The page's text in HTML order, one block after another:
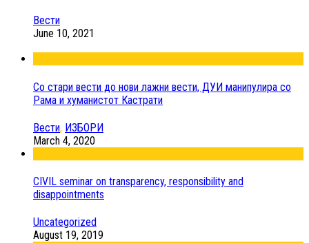
Вести
June 10, 2021
Со стари вести до нови лажни вести, ДУИ манипулира со
Рама и хуманистот Кастрати
Вести, ИЗБОРИ
March 4, 2020
CIVIL seminar on transparency, responsibility and
disappointments
Uncategorized
August 19, 2019